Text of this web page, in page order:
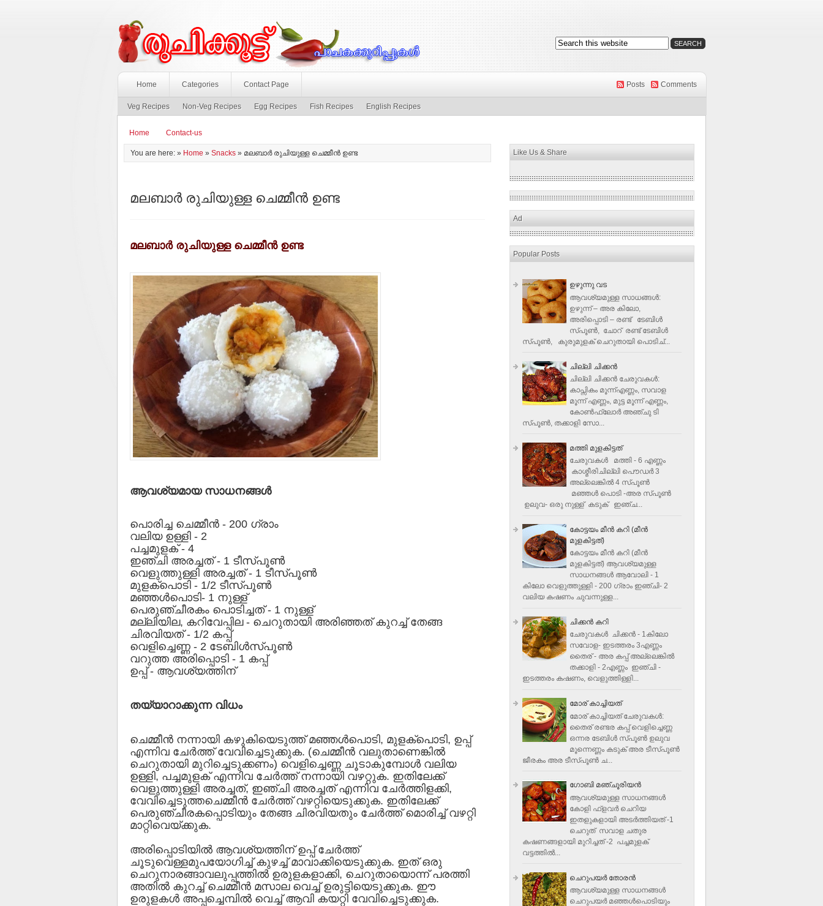
Home Categories Contact Page Posts Comments
Veg Recipes Non-Veg Recipes Egg Recipes Fish Recipes English Recipes
Home Contact-us
You are here: » Home » Snacks » മലബാര്‍ രുചിയുള്ള ചെമ്മീന്‍ ഉണ്ട
മലബാര്‍ രുചിയുള്ള ചെമ്മീന്‍ ഉണ്ട
മലബാര്‍ രുചിയുള്ള ചെമ്മീന്‍ ഉണ്ട
ആവശ്യമായ സാധനങ്ങള്‍
പൊരിച്ച ചെമ്മീന്‍ - 200 ഗ്രാം
വലിയ ഉള്ളി - 2
പച്ചമുളക് - 4
ഇഞ്ചി അരച്ചത് - 1 ടീസ്പൂണ്‍
വെളുത്തുള്ളി അരച്ചത് - 1 ടീസ്പൂണ്‍
മുളക്‌പൊടി - 1/2 ടീസ്പൂണ്‍
മഞ്ഞള്‍പൊടി- 1 നുള്ള്
പെരുഞ്ചീരകം പൊടിച്ചത് - 1 നുള്ള്
മല്ലിയില, കറിവേപ്പില - ചെറുതായി അരിഞ്ഞത് കുറച്ച് തേങ്ങ
ചിരവിയത് - 1/2 കപ്പ്
വെളിച്ചെണ്ണ - 2 ടേബിള്‍സ്പൂണ്‍
വറുത്ത അരിപ്പൊടി - 1 കപ്പ്
ഉപ്പ് - ആവശ്യത്തിന്
തയ്യാറാക്കുന്ന വിധം
ചെമ്മീന്‍ നന്നായി കഴുകിയെടുത്ത് മഞ്ഞള്‍പൊടി, മുളക്‌പൊടി, ഉപ്പ്
എന്നിവ ചേര്‍ത്ത് വേവിച്ചെടുക്കുക. (ചെമ്മീന്‍ വലുതാണെങ്കില്‍
ചെറുതായി മുറിച്ചെടുക്കണം) വെളിച്ചെണ്ണ ചൂടാകുമ്പോള്‍ വലിയ
ഉള്ളി, പച്ചമുളക് എന്നിവ ചേര്‍ത്ത് നന്നായി വഴറ്റുക. ഇതിലേക്ക്
വെളുത്തുള്ളി അരച്ചത്, ഇഞ്ചി അരച്ചത് എന്നിവ ചേര്‍ത്തിളക്കി,
വേവിച്ചെടുത്തചെമ്മീന്‍ ചേര്‍ത്ത് വഴറ്റിയെടുക്കുക. ഇതിലേക്ക്
പെരുഞ്ചീരകപ്പൊടിയും തേങ്ങ ചിരവിയതും ചേര്‍ത്ത് മൊരിച്ച് വഴറ്റി
മാറ്റിവെയ്ക്കുക.
അരിപ്പൊടിയില്‍ ആവശ്യത്തിന് ഉപ്പ് ചേര്‍ത്ത്
ചൂടുവെള്ളമുപയോഗിച്ച് കുഴച്ച് മാവാക്കിയെടുക്കുക. ഇത് ഒരു
ചെറുനാരങ്ങാവലുപ്പത്തില്‍ ഉരുളകളാക്കി, ചെറുതായൊന്ന് പരത്തി
അതില്‍ കുറച്ച് ചെമ്മീന്‍ മസാല വെച്ച് ഉരുട്ടിയെടുക്കുക. ഈ
ഉരുളകള്‍ അപ്പച്ചെമ്പില്‍ വെച്ച് ആവി കയറ്റി വേവിച്ചെടുക്കുക.
Like Us & Share
Ad
Popular Posts
ഉഴുന്നു വട
ആവശ്യമുള്ള സാധങ്ങൾ:
ഉഴുന്ന് – അര കിലോ,
അരിപ്പൊടി – രണ്ട് ടേബിൾ
സ്പൂൺ, ചോറ് രണ്ട് ടേബിള്‍
സ്പൂണ്‍, കുരുമുളക് ചെറുതായി പൊടിച്...
ചില്ലി ചിക്കൻ
ചില്ലി ചിക്കൻ ചേരുവകള്‍:
കാപ്സികം മൂന്ന്എണ്ണം, സവാള
മൂന്ന് എണ്ണം, മുട്ട മൂന്ന് എണ്ണം,
കോണ്‍ഫ്ലോര്‍ അഞ്ചു ടി
സ്പൂണ്‍, തക്കാളി സോ...
മത്തി മുളകിട്ടത്
ചേരുവകൾ മത്തി - 6 എണ്ണം
കാശ്മീരിചില്ലി പൌഡർ 3
അല്ലെങ്കിൽ 4 സ്പൂണ്‍
മഞ്ഞൾ പൊടി -അര സ്പൂണ്‍
ഉലുവ- ഒരു നുള്ള് കടുക് ഇഞ്ച...
കോട്ടയം മീന്‍ കറി (മീന്‍
മുളകിട്ടത്‌)
കോട്ടയം മീന്‍ കറി (മീന്‍
മുളകിട്ടത്‌) ആവശ്യമുള്ള
സാധനങ്ങള്‍ ആവോലി - 1
കിലോ വെളുത്തുള്ളി - 200 ഗ്രാം ഇഞ്ചി- 2
വലിയ കഷണം ചുവന്നുള്ള...
ചിക്കന്‍ കറി
ചേരുവകൾ ചിക്കന്‍ - 1കിലോ
സവോള- ഇടത്തരം 3എണ്ണം
തൈര് - അര കപ്പ്‌ അല്ലെങ്കില്‍
തക്കാളി - 2എണ്ണം ഇഞ്ചി -
ഇടത്തരം കഷണം, വെളുത്തിള്ളി...
മോര് കാച്ചിയത്
മോര് കാച്ചിയത് ചേരുവകള്‍‌:
തൈര് രണ്ടര കപ്പ് വെളിച്ചെണ്ണ
ഒന്നര ടേബിള്‍ സ്പൂണ്‍ ഉലുവ
മൂന്നെണ്ണം കടുക് അര ടീസ്പൂണ്‍
ജീരകം അര ടീസ്പൂണ്‍ ച...
ഗോബി മഞ്ചൂരിയന്‍
ആവശ്യമുള്ള സാധനങ്ങൾ
കോളി ഫ്ളവര്‍ ചെറിയ
ഇതളുകളായി അടര്‍ത്തിയത് -1
ചെറുത് സവാള ചതുര
കഷണങ്ങളായി മുറിച്ചത് -2 പച്ചമുളക്
വട്ടത്തില്‍...
ചെറുപയർ തോരൻ
ആവശ്യമുള്ള സാധനങ്ങൾ
ചെറുപയർ മഞ്ഞൾപൊടിയും